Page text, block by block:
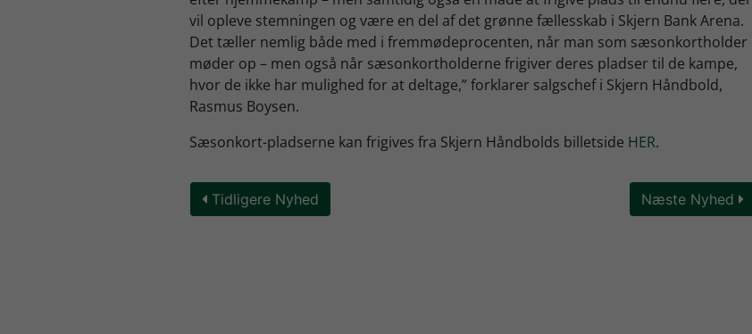
vil opleve stemningen og være en del af det grønne fællesskab i Skjern Bank Arena.
Det tæller nemlig både med i fremmødeprocenten, når man som sæsonkortholder
møder op – men også når sæsonkortholderne frigiver deres pladser til de kampe,
hvor de ikke har mulighed for at deltage,” forklarer salgschef i Skjern Håndbold,
Rasmus Boysen.
Sæsonkort-pladserne kan frigives fra Skjern Håndbolds billetside HER.
Tidligere Nyhed Næste Nyhed